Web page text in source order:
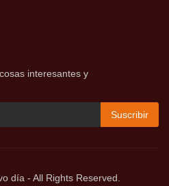
interesantes y
Suscribir
día - All Rights Reserved.